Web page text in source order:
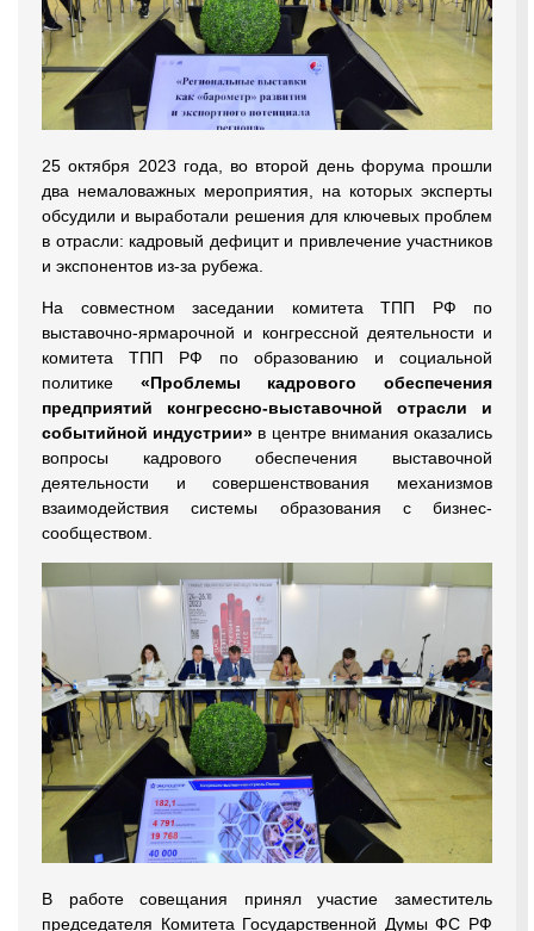
25 октября 2023 года, во второй день форума прошли
два немаловажных мероприятия, на которых эксперты
обсудили и выработали решения для ключевых проблем
в отрасли: кадровый дефицит и привлечение участников
и экспонентов из-за рубежа.
На совместном заседании комитета ТПП РФ по
выставочно-ярмарочной и конгрессной деятельности и
комитета ТПП РФ по образованию и социальной
политике «Проблемы кадрового обеспечения
предприятий конгрессно-выставочной отрасли и
событийной индустрии» в центре внимания оказались
вопросы кадрового обеспечения выставочной
деятельности и совершенствования механизмов
взаимодействия системы образования с бизнес-
сообществом.
В работе совещания принял участие заместитель
председателя Комитета Государственной Думы ФС РФ